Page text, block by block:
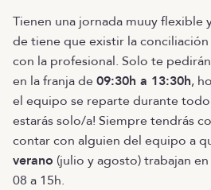
Tienen una jornada muuy flexible
de tiene que existir la
con la profesional. Solo te
en la franja de09:30h a 13:30h,
el equipo se reparte durante todo
estarás solo/a! Siempre tendrás
contar con alguien del equipo a
verano (julio y agosto) trabajan en
08 a 15h.